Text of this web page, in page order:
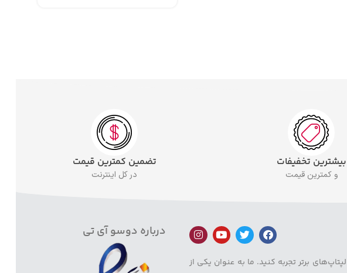
بیشترین تخفیفات
و کمترین قیمت
تضمین کمترین قیمت
در کل اینترنت
برتر تجربه کنید. ما به عنوان یکی از
درباره دوسو آی تی